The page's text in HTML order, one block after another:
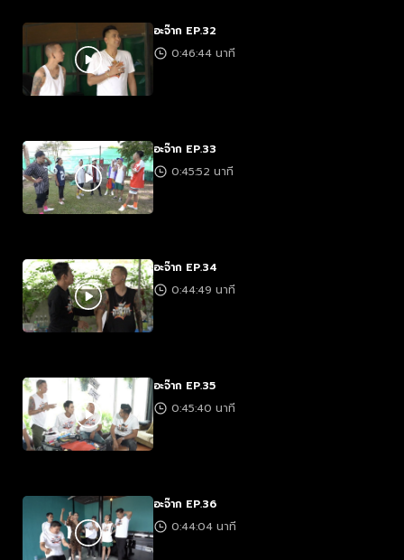
อะจ๊าก EP.32
0:46:44 นาที
อะจ๊าก EP.33
0:45:52 นาที
อะจ๊าก EP.34
0:44:49 นาที
อะจ๊าก EP.35
0:45:40 นาที
อะจ๊าก EP.36
0:44:04 นาที